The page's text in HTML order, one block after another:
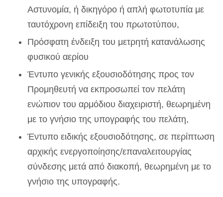
Αστυνομία, ή δικηγόρο ή απλή φωτοτυπία με
ταυτόχρονη επίδειξη του πρωτοτύπου,
Πρόσφατη ένδειξη του μετρητή κατανάλωσης
φυσικού αερίου
Έντυπο γενικής εξουσιοδότησης προς τον
Προμηθευτή να εκπροσωπεί τον πελάτη
ενώπιον του αρμόδιου διαχειριστή, θεωρημένη
με το γνήσιο της υπογραφής του πελάτη,
Έντυπο ειδικής εξουσιοδότησης, σε περίπτωση
αρχικής ενεργοποίησης/επαναλειτουργίας
σύνδεσης μετά από διακοπή, θεωρημένη με το
γνήσιο της υπογραφής.